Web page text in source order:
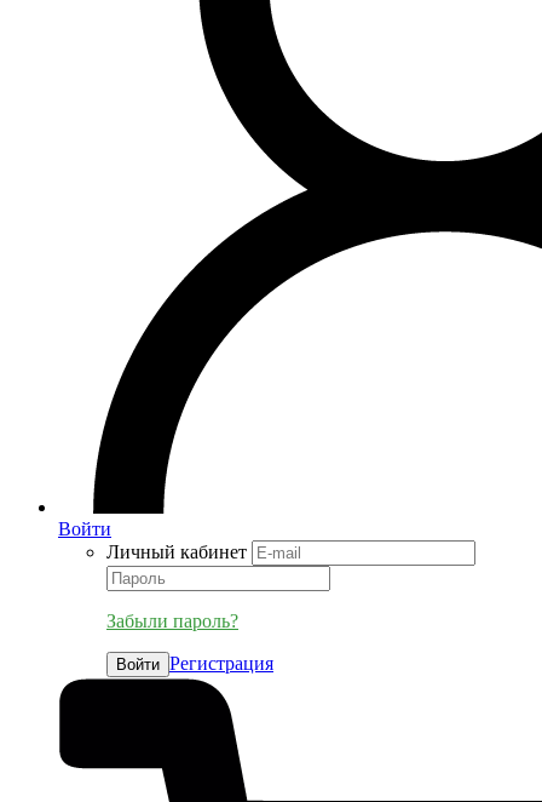
Войти
Личный кабинет
Забыли пароль?
Войти Регистрация